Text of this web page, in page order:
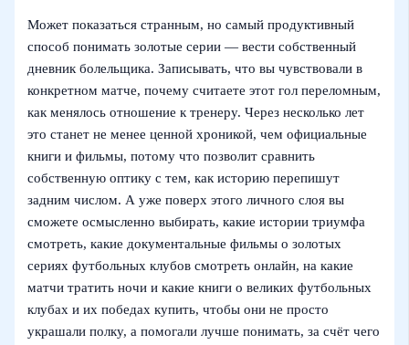
Может показаться странным, но самый продуктивный
способ понимать золотые серии — вести собственный
дневник болельщика. Записывать, что вы чувствовали в
конкретном матче, почему считаете этот гол переломным,
как менялось отношение к тренеру. Через несколько лет
это станет не менее ценной хроникой, чем официальные
книги и фильмы, потому что позволит сравнить
собственную оптику с тем, как историю перепишут
задним числом. А уже поверх этого личного слоя вы
сможете осмысленно выбирать, какие истории триумфа
смотреть, какие документальные фильмы о золотых
сериях футбольных клубов смотреть онлайн, на какие
матчи тратить ночи и какие книги о великих футбольных
клубах и их победах купить, чтобы они не просто
украшали полку, а помогали лучше понимать, за счёт чего